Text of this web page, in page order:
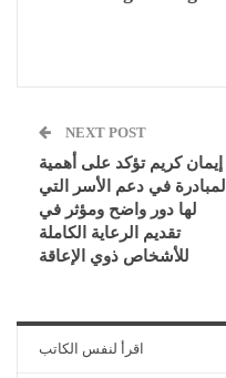
NEXT POST
إيمان كريم تؤكد على أهمية
المبادرة في دعم الأسر التي
لها دور واضح ومؤثر في
تقديم الرعاية الكاملة
للأشخاص ذوي الإعاقة
اقرأ لنفس الكاتب